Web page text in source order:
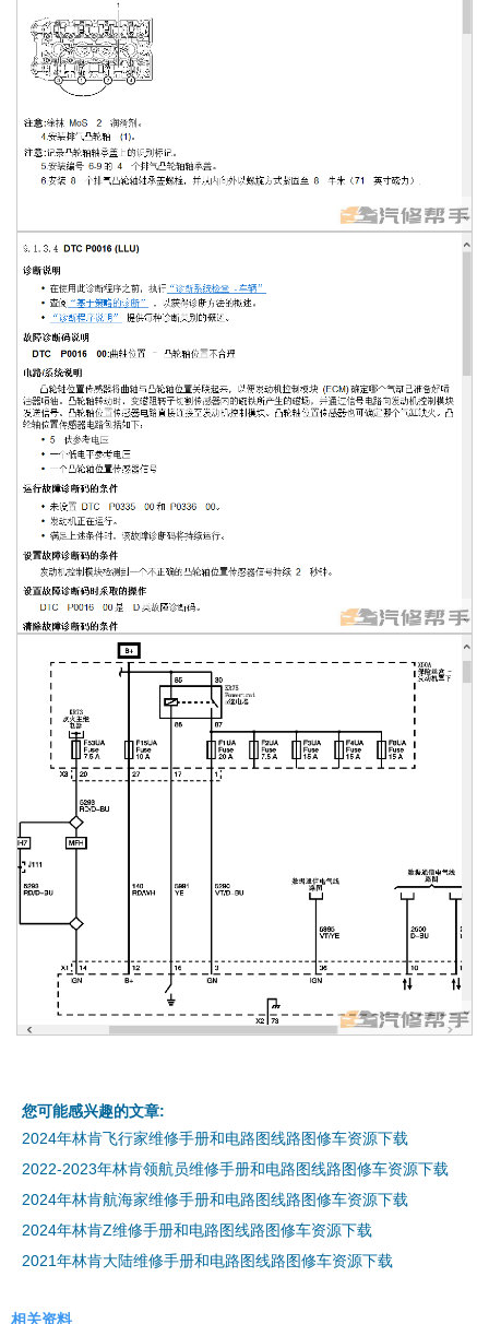
您可能感兴趣的文章:
2024年林肯飞行家维修手册和电路图线路图修车资源下载
2022-2023年林肯领航员维修手册和电路图线路图修车资源下载
2024年林肯航海家维修手册和电路图线路图修车资源下载
2024年林肯Z维修手册和电路图线路图修车资源下载
2021年林肯大陆维修手册和电路图线路图修车资源下载
相关资料